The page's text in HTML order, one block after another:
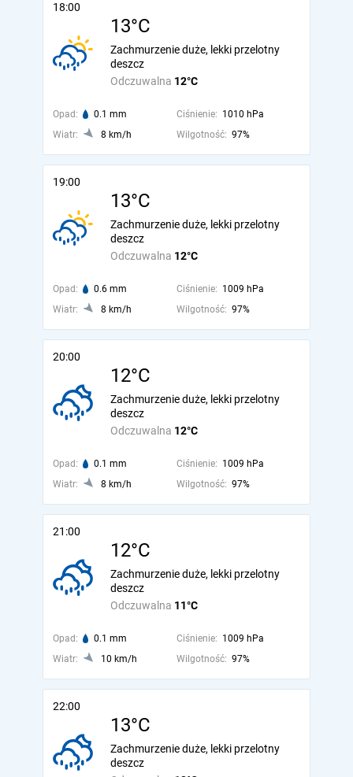
18:00
13°C
Odczuwalna 12°C
Zachmurzenie duże, lekki przelotny
deszcz
Opad: 0.1 mm Ciśnienie: 1010 hPa
Wiatr:
8 km/h Wilgotność: 97%
19:00
13°C
Odczuwalna 12°C
Zachmurzenie duże, lekki przelotny
deszcz
Opad: 0.6 mm Ciśnienie: 1009 hPa
Wiatr:
8 km/h Wilgotność: 97%
20:00
12°C
Odczuwalna 12°C
Zachmurzenie duże, lekki przelotny
deszcz
Opad: 0.1 mm Ciśnienie: 1009 hPa
Wiatr:
8 km/h Wilgotność: 97%
21:00
12°C
Odczuwalna 11°C
Zachmurzenie duże, lekki przelotny
deszcz
Opad: 0.1 mm Ciśnienie: 1009 hPa
Wiatr:
10 km/h Wilgotność: 97%
22:00
13°C
Zachmurzenie duże, lekki przelotny
deszcz